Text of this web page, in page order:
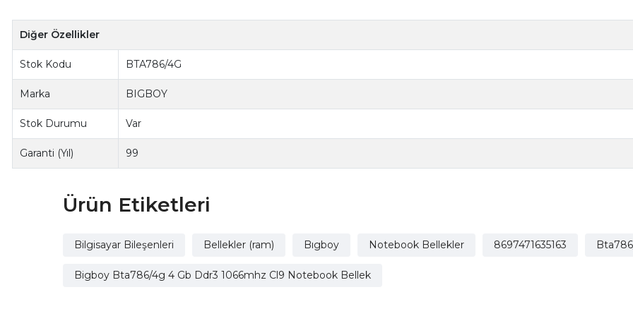
Diğer Özellikler
Stok Kodu BTA786/4G
Marka BIGBOY
Stok Durumu Var
Garanti (Yıl) 99
Ürün Etiketleri
Bilgisayar Bileşenleri Bellekler (ram) Bıgboy Notebook Bellekler 8697471635163
Bigboy Bta786/4g 4 Gb Ddr3 1066mhz Cl9 Notebook Bellek